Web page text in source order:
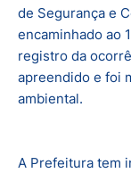
de Segurança e
encaminhado ao
registro da
apreendido e foi
ambiental.
A Prefeitura tem